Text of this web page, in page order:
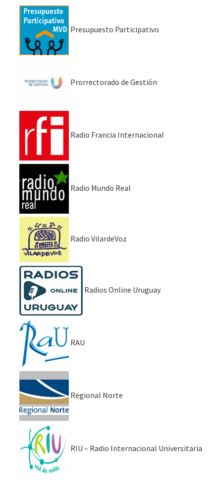
Presupuesto Participativo
Prorrectorado de Gestión
Radio Francia Internacional
Radio Mundo Real
Radio VilardeVoz
Radios Online Uruguay
RAU
Regional Norte
RIU – Radio Internacional Universitaria